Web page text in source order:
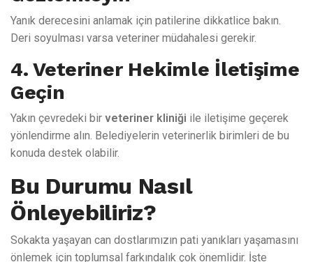
Yanık derecesini anlamak için patilerine dikkatlice bakın.
Deri soyulması varsa veteriner müdahalesi gerekir.
4. Veteriner Hekimle İletişime
Geçin
Yakın çevredeki bir veteriner kliniği ile iletişime geçerek
yönlendirme alın. Belediyelerin veterinerlik birimleri de bu
konuda destek olabilir.
Bu Durumu Nasıl
Önleyebiliriz?
Sokakta yaşayan can dostlarımızın pati yanıkları yaşamasını
önlemek için toplumsal farkındalık çok önemlidir. İşte